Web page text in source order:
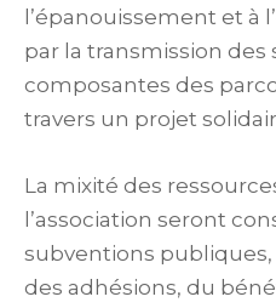
l’épanouissement et à
par la transmission des
composantes des
travers un projet
La mixité des
l’association seront
subventions
des adhésions, du